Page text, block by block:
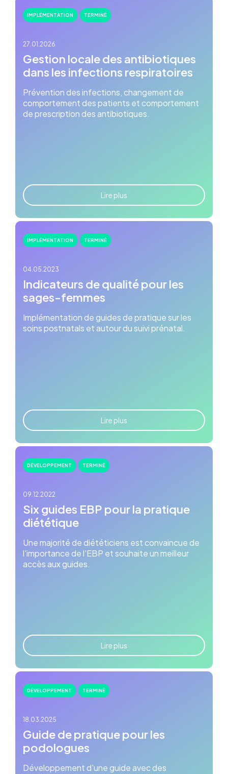
IMPLÉMENTATION TERMINÉ
27.01.2026
Gestion locale des antibiotiques
dans les infections respiratoires
Prévention des infections, changement de
comportement des patients et comportement
de prescription des antibiotiques.
Lire plus
IMPLÉMENTATION TERMINÉ
04.05.2023
Indicateurs de qualité pour les
sages-femmes
Implémentation de guides de pratique sur les
soins postnatals et autour du suivi prénatal.
Lire plus
DÉVELOPPEMENT TERMINÉ
09.12.2022
Six guides EBP pour la pratique
diététique
Une majorité de diététiciens est convaincue de
l'importance de l'EBP et souhaite un meilleur
accès aux guides.
Lire plus
DÉVELOPPEMENT TERMINÉ
18.03.2025
Guide de pratique pour les
podologues
Développement d'une guide avec des